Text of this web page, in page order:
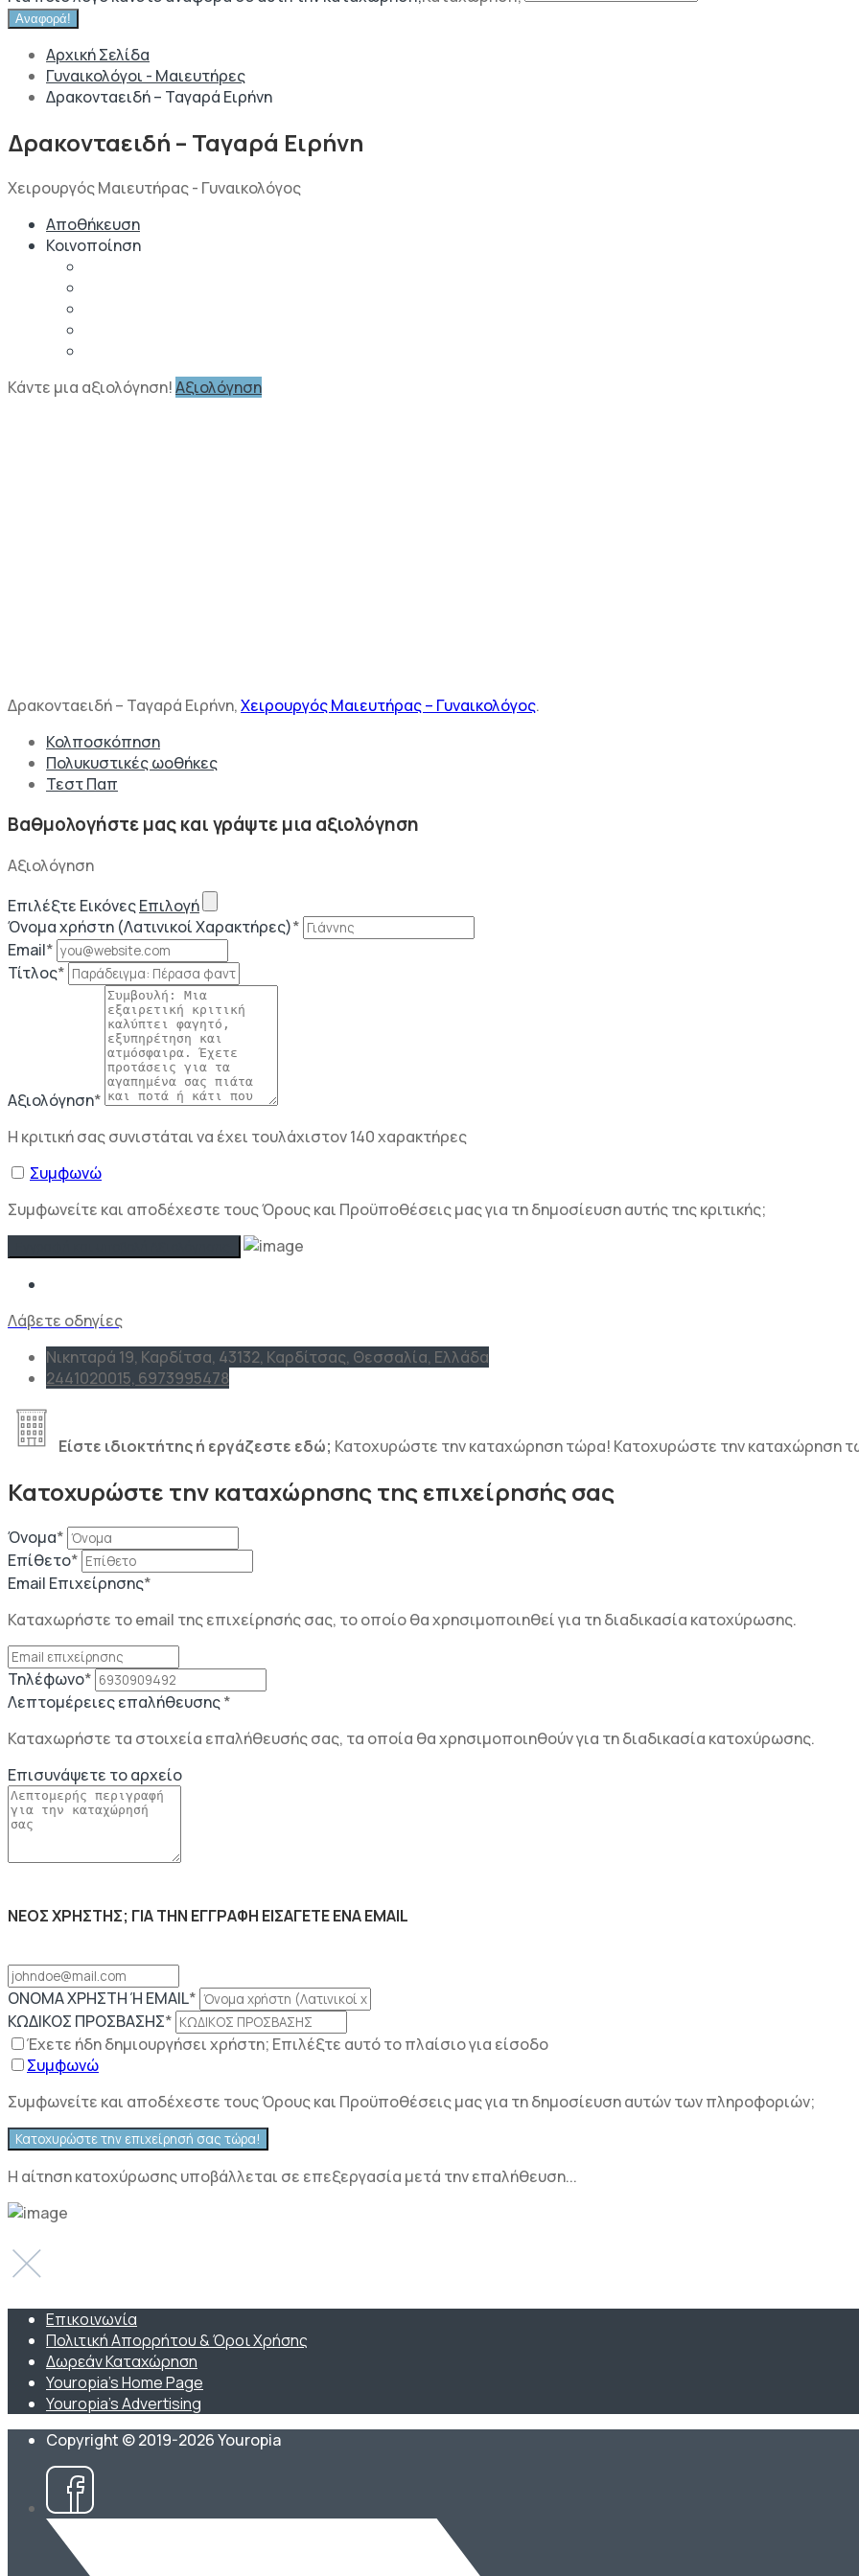
Αναφορά!
Αρχική Σελίδα
Γυναικολόγοι - Μαιευτήρες
Δρακονταειδή – Ταγαρά Ειρήνη
Δρακονταειδή – Ταγαρά Ειρήνη
Χειρουργός Μαιευτήρας - Γυναικολόγος
Αποθήκευση
Κοινοποίηση
Κάντε μια αξιολόγηση!Αξιολόγηση
Δρακονταειδή – Ταγαρά Ειρήνη,Χειρουργός Μαιευτήρας – Γυναικολόγος.
Κολποσκόπηση
Πολυκυστικές ωοθήκες
Τεστ Παπ
Βαθμολογήστε μας και γράψτε μια αξιολόγηση
Αξιολόγηση
Επιλέξτε ΕικόνεςΕπιλογή
Όνομα χρήστη (Λατινικοί Χαρακτήρες)*
Email*
Τίτλος*
Αξιολόγηση*
Η κριτική σας συνιστάται να έχει τουλάχιστον 140 χαρακτήρες
Συμφωνώ
Συμφωνείτε και αποδέχεστε τους Όρους και Προϋποθέσεις μας για τη δημοσίευση αυτής της κριτικής;
Λάβετε οδηγίες
Νικηταρά 19, Καρδίτσα, 43132, Καρδίτσας, Θεσσαλία, Ελλάδα
2441020015, 6973995478
Είστε ιδιοκτήτης ή εργάζεστε εδώ; Κατοχυρώστε την καταχώρηση τώρα! Κατοχυρώστε την καταχώρηση
Κατοχυρώστε την καταχώρησης της επιχείρησής σας
Όνομα*
Επίθετο*
Email Επιχείρησης*
Καταχωρήστε το email της επιχείρησής σας, το οποίο θα χρησιμοποιηθεί για τη διαδικασία κατοχύρωσης.
Τηλέφωνο*
Λεπτομέρειες επαλήθευσης*
Καταχωρήστε τα στοιχεία επαλήθευσής σας, τα οποία θα χρησιμοποιηθούν για τη διαδικασία κατοχύρωσης.
Επισυνάψετε το αρχείο
ΝΕΟΣ ΧΡΗΣΤΗΣ; ΓΙΑ ΤΗΝ ΕΓΓΡΑΦΗ ΕΙΣΑΓΕΤΕ ΕΝΑ EMAIL
ΟΝΟΜΑ ΧΡΗΣΤΗ Ή EMAIL*
ΚΩΔΙΚΟΣ ΠΡΟΣΒΑΣΗΣ*
Έχετε ήδη δημιουργήσει χρήστη; Επιλέξτε αυτό το πλαίσιο για είσοδο
Συμφωνώ
Συμφωνείτε και αποδέχεστε τους Όρους και Προϋποθέσεις μας για τη δημοσίευση αυτών των πληροφοριών;
Η αίτηση κατοχύρωσης υποβάλλεται σε επεξεργασία μετά την επαλήθευση...
Επικοινωνία
Πολιτική Απορρήτου & Όροι Χρήσης
Δωρεάν Καταχώρηση
Youropia’s Home Page
Youropia’s Advertising
Copyright © 2019-2026 Youropia